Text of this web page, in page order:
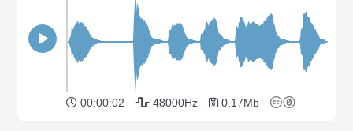
00:00:02 48000Hz 0.17Mb